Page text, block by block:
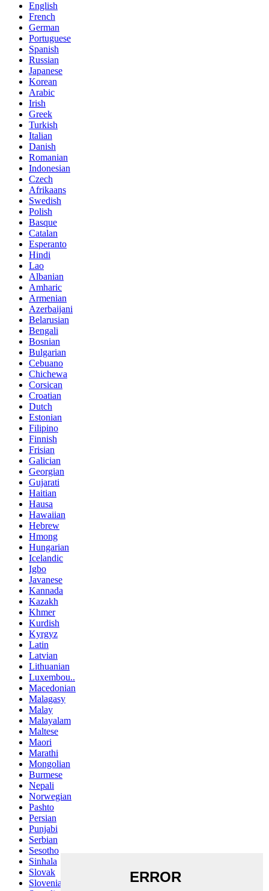
English
French
German
Portuguese
Spanish
Russian
Japanese
Korean
Arabic
Irish
Greek
Turkish
Italian
Danish
Romanian
Indonesian
Czech
Afrikaans
Swedish
Polish
Basque
Catalan
Esperanto
Hindi
Lao
Albanian
Amharic
Armenian
Azerbaijani
Belarusian
Bengali
Bosnian
Bulgarian
Cebuano
Chichewa
Corsican
Croatian
Dutch
Estonian
Filipino
Finnish
Frisian
Galician
Georgian
Gujarati
Haitian
Hausa
Hawaiian
Hebrew
Hmong
Hungarian
Icelandic
Igbo
Javanese
Kannada
Kazakh
Khmer
Kurdish
Kyrgyz
Latin
Latvian
Lithuanian
Luxembou..
Macedonian
Malagasy
Malay
Malayalam
Maltese
Maori
Marathi
Mongolian
Burmese
Nepali
Norwegian
Pashto
Persian
Punjabi
Serbian
Sesotho
Sinhala
Slovak
Slovenian